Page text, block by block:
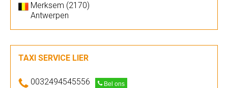
Merksem (2170)
Antwerpen
TAXI SERVICE LIER
0032494545556 Bel ons